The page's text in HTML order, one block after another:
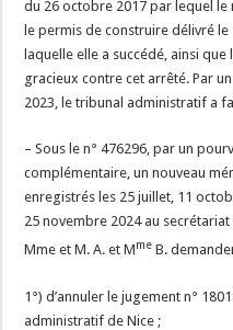
du 26 octobre 2017 par lequel
le permis de construire délivré le
laquelle elle a succédé, ainsi
gracieux contre cet arrêté. Par
2023, le tribunal administratif a
– Sous le n° 476296, par un
complémentaire, un nouveau
enregistrés les 25 juillet, 11
25 novembre 2024 au
Mme et M. A. et Mme B.
1°) d’annuler le jugement n°
administratif de Nice ;